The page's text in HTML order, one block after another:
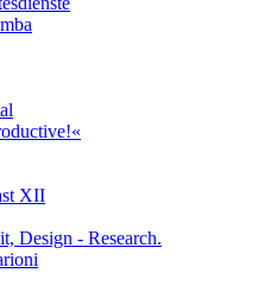
XII
Design - Research.